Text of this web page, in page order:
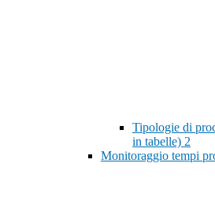
Tipologie di
in tabelle) 2
Monitoraggio tempi